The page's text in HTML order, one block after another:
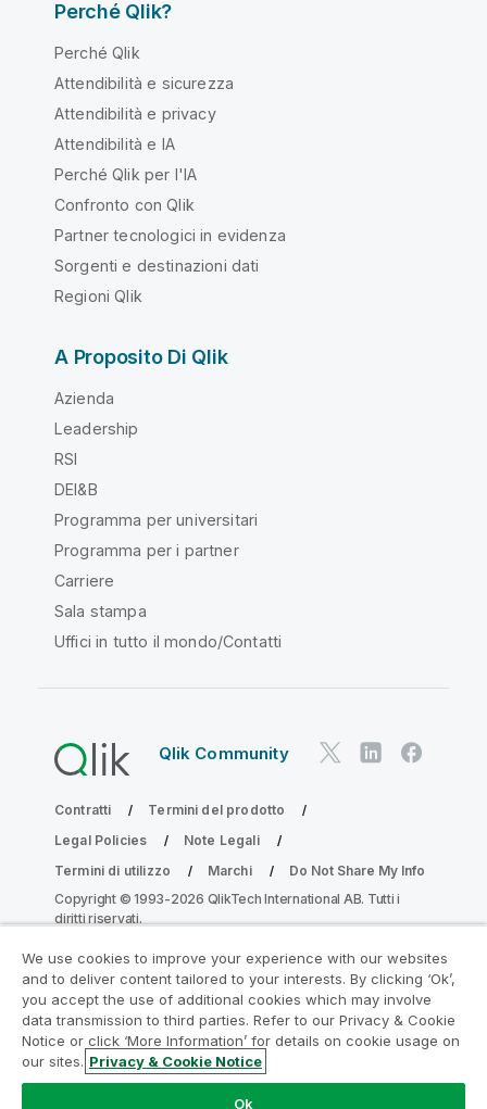
Perché Qlik?
Perché Qlik
Attendibilità e sicurezza
Attendibilità e privacy
Attendibilità e IA
Perché Qlik per l'IA
Confronto con Qlik
Partner tecnologici in evidenza
Sorgenti e destinazioni dati
Regioni Qlik
A Proposito Di Qlik
Azienda
Leadership
RSI
DEI&B
Programma per universitari
Programma per i partner
Carriere
Sala stampa
Uffici in tutto il mondo/Contatti
Qlik Community
Contratti
Termini del prodotto
Legal Policies
Note Legali
Termini di utilizzo
Marchi
Do Not Share My Info
Copyright © 1993-2026 QlikTech International AB. Tutti i
diritti riservati.
Partecipa al programma Analytics
Modernization
Modernizza senza compromettere le tue preziose app
QlikView con il programma Analytics Modernization.
We use cookies to improve your experience with our websites
and to deliver content tailored to your interests. By clicking ‘Ok’,
you accept the use of additional cookies which may involve
data transmission to third parties. Refer to our Privacy & Cookie
Notice or click ‘More Information’ for details on cookie usage on
our sites. Privacy & Cookie Notice
Ok